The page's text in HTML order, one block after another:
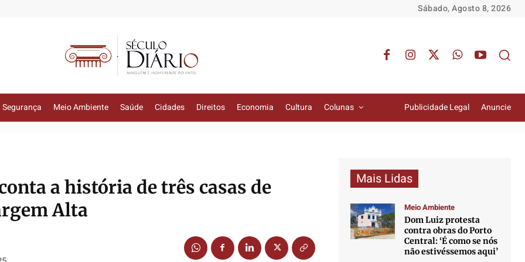
Sábado, Agosto 8, 2026
Segurança Meio Ambiente Saúde Cidades Direitos Economia Cultura Colunas Publicidade Legal Anuncie
a história de três casas de
Alta
Mais Lidas
Meio Ambiente
Dom Luiz protesta
contra obras do Porto
Central: ‘É como se nós
não estivéssemos aqui’